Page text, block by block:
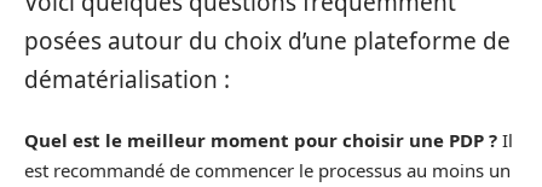
posées autour du choix d’une plateforme de
dématérialisation :
Quel est le meilleur moment pour choisir une PDP ? Il
est recommandé de commencer le processus au moins un